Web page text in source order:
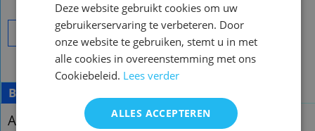
Bestel
Beschrijving
Afstandsbediening Denver lds-3276
Deze website gebruikt cookies om uw
gebruikerservaring te verbeteren. Door
onze website te gebruiken, stemt u in met
alle cookies in overeenstemming met ons
Cookiebeleid. Lees verder
ALLES ACCEPTEREN